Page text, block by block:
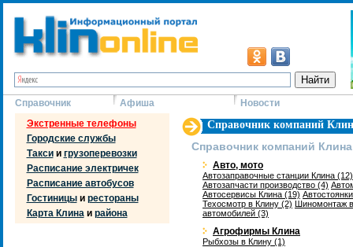
Справочник Афиша
Новости
Экстренные телефоны
Городские службы
Таксии грузоперевозки
Расписание электричек
Расписание автобусов
Гостиницыи рестораны
Карта Клинаи района
Справочник компаний
Справочник компаний
Авто, мото
Автозаправочные станции Клина (12)
Автозапчасти производство (4)
Автосервисы Клина (19)
Техосмотр в Клину (2) Шиномонтаж
автомобилей (3)
Агрофирмы Клина
Рыбхозы в Клину (1)